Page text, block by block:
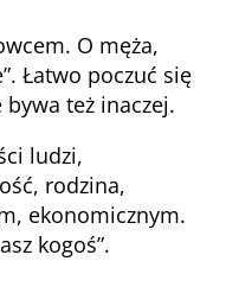
O męża,
Łatwo poczuć się
też inaczej.
ludzi,
rodzina,
ekonomicznym.
kogoś”.